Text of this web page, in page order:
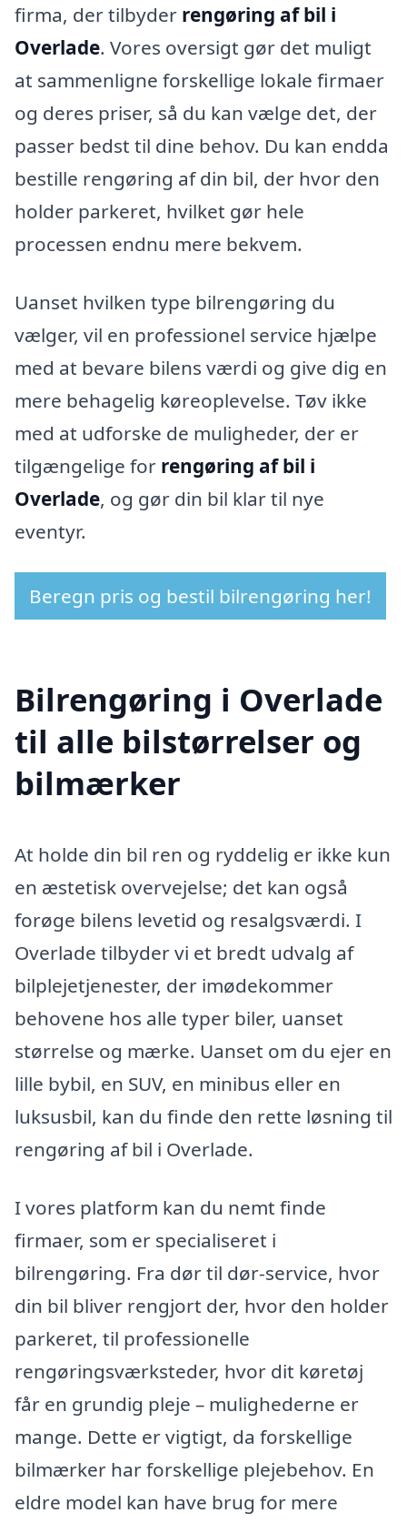
firma, der tilbyder rengøring af bil i
Overlade. Vores oversigt gør det muligt
at sammenligne forskellige lokale firmaer
og deres priser, så du kan vælge det, der
passer bedst til dine behov. Du kan endda
bestille rengøring af din bil, der hvor den
holder parkeret, hvilket gør hele
processen endnu mere bekvem.
Uanset hvilken type bilrengøring du
vælger, vil en professionel service hjælpe
med at bevare bilens værdi og give dig en
mere behagelig køreoplevelse. Tøv ikke
med at udforske de muligheder, der er
tilgængelige for rengøring af bil i
Overlade, og gør din bil klar til nye
eventyr.
Beregn pris og bestil bilrengøring her!
Bilrengøring i Overlade
til alle bilstørrelser og
bilmærker
At holde din bil ren og ryddelig er ikke kun
en æstetisk overvejelse; det kan også
forøge bilens levetid og resalgsværdi. I
Overlade tilbyder vi et bredt udvalg af
bilplejetjenester, der imødekommer
behovene hos alle typer biler, uanset
størrelse og mærke. Uanset om du ejer en
lille bybil, en SUV, en minibus eller en
luksusbil, kan du finde den rette løsning til
rengøring af bil i Overlade.
I vores platform kan du nemt finde
firmaer, som er specialiseret i
bilrengøring. Fra dør til dør-service, hvor
din bil bliver rengjort der, hvor den holder
parkeret, til professionelle
rengøringsværksteder, hvor dit køretøj
får en grundig pleje – mulighederne er
mange. Dette er vigtigt, da forskellige
bilmærker har forskellige plejebehov. En
eldre model kan have brug for mere